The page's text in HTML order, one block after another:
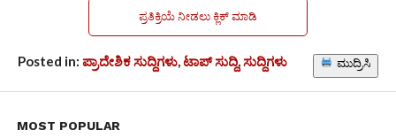
ಪ್ರತಿಕ್ರಿಯೆ ನೀಡಲು ಕ್ಲಿಕ್ ಮಾಡಿ
Posted in: ಪ್ರಾದೇಶಿಕ ಸುದ್ದಿಗಳು,ಟಾಪ್ ಸುದ್ದಿ,ಸುದ್ದಿಗಳು ಮುದ್ರಿಸಿ
MOST POPULAR